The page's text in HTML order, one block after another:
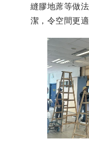
縫膠地蓆等做
潔，令空間更